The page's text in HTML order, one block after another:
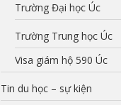
Trường Đại học Úc
Trường Trung học Úc
Visa giám hộ 590 Úc
Tin du học – sự kiện